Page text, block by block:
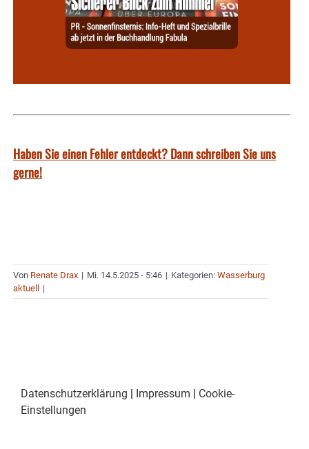
Haben Sie einen Fehler entdeckt? Dann schreiben Sie uns
gerne!
Von Renate Drax | Mi. 14.5.2025 - 5:46 | Kategorien: Wasserburg
aktuell
|
Datenschutzerklärung | Impressum | Cookie-
Einstellungen